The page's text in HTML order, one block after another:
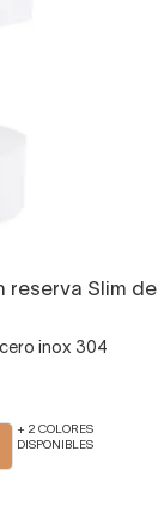
reserva Slim de
inox 304
+ 2 COLORES
DISPONIBLES